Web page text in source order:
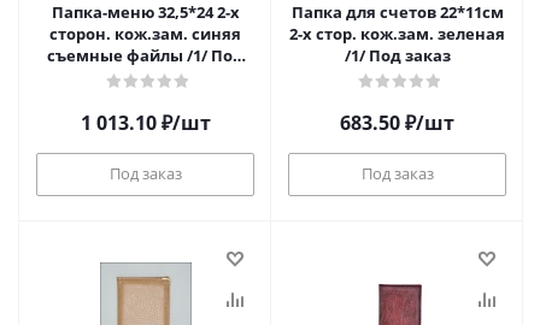
Папка-меню 32,5*24 2-х
сторон. кож.зам. синяя
съемные файлы /1/ Под
заказ
1 013.10₽/шт
Под заказ
Папка для счетов 22*11см
2-х стор. кож.зам. зеленая
/1/ Под заказ
683.50₽/шт
Под заказ